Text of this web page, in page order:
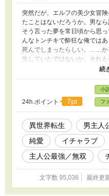
突然だが、エルフの美少女冒
たことはないだろうか。男な
そう言った夢を常日頃から思
んなトンチキで酔狂な俺では
死んでしまったらしい。……か
生していたではないか。それ
あるエルフの美少女勇者『ア
すがの俺も歓喜したと言わざ
フになれたばかりか、勇者と
れたのだ。嬉しい以外の感情
うしてチートじみた能力と絶
のファンタジー世界を生きる
ながらと言うべきか、或いは
ころは大きな問題なんかもそ
て来る治安の悪い熟練冒険者
の因縁だとか、そう言った派
ないのだ。 ……しかし、そんな
一人の少女との出会いであっ
いやエルフ生を大きく変えた
の美少女としての二周目の生
24h.ポイント 7pt
小
フ
異世界転生 男主人
純愛
イチャラブ
主人公最強／無双
文字数 95,036 最終更